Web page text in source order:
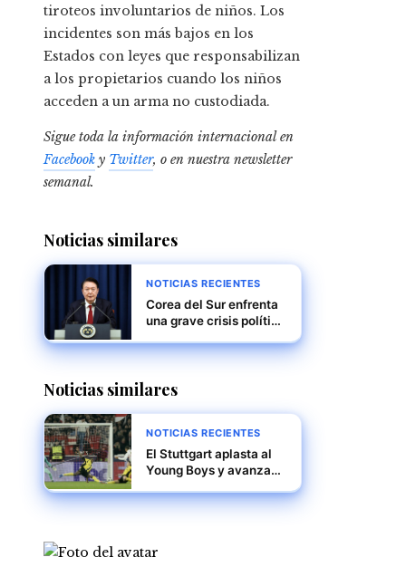
tiroteos involuntarios de niños. Los
incidentes son más bajos en los
Estados con leyes que responsabilizan
a los propietarios cuando los niños
acceden a un arma no custodiada.
Sigue toda la información internacional en
Facebook y Twitter, o en nuestra newsletter
semanal.
Noticias similares
NOTICIAS RECIENTES
Corea del Sur enfrenta
una grave crisis política
encara juicio político y
Noticias similares
NOTICIAS RECIENTES
El Stuttgart aplasta al
Young Boys y avanza
League con una victoria